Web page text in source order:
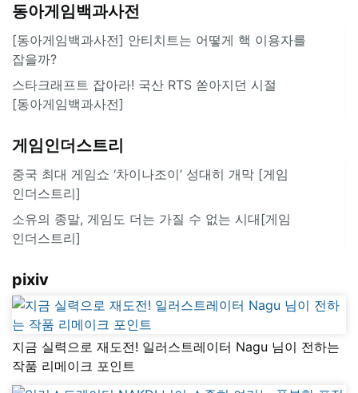
동아게임백과사전
[동아게임백과사전] 안티치트는 어떻게 핵 이용자를
잡을까?
스타크래프트 잡아라! 국산 RTS 쏟아지던 시절
[동아게임백과사전]
게임인더스트리
중국 최대 게임쇼 ‘차이나조이’ 성대히 개막 [게임
인더스트리]
소유의 종말, 게임도 더는 가질 수 없는 시대[게임
인더스트리]
pixiv
지금 실력으로 재도전! 일러스트레이터 Nagu 님이 전하는
작품 리메이크 포인트